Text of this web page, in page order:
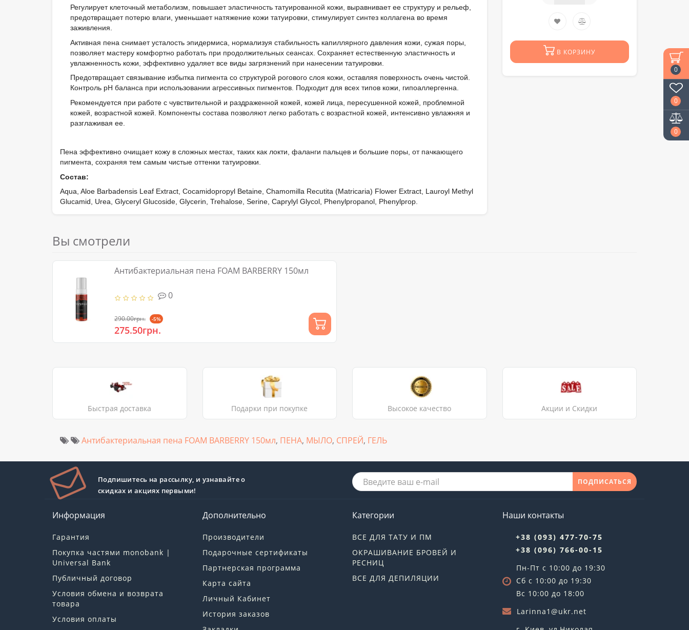
0
0
0
Регулирует клеточный метаболизм, повышает эластичность татуированной кожи, выравнивает ее структуру и рельеф,
предотвращает потерю влаги, уменьшает натяжение кожи татуировки, стимулирует синтез коллагена во время
заживления.
Активная пена снимает усталость эпидермиса, нормализуя стабильность капиллярного давления кожи, сужая поры,
позволяет мастеру комфортно работать при продолжительных сеансах. Сохраняет естественную эластичность и
увлажненность кожи, эффективно удаляет все виды загрязнений при нанесении татуировки.
Предотвращает связывание избытка пигмента со структурой рогового слоя кожи, оставляя поверхность очень чистой.
Контроль pH баланса при использовании агрессивных пигментов. Подходит для всех типов кожи, гипоаллергенна.
Рекомендуется при работе с чувствительной и раздраженной кожей, кожей лица, пересушенной кожей, проблемной
кожей, возрастной кожей. Компоненты состава позволяют легко работать с возрастной кожей, интенсивно увлажняя и
разглаживая ее.
Пена эффективно очищает кожу в сложных местах, таких как локти, фаланги пальцев и большие поры, от пачкающего
пигмента, сохраняя тем самым чистые оттенки татуировки.
Состав:
Aqua, Aloe Barbadensis Leaf Extract, Cocamidopropyl Betaine, Chamomilla Recutita (Matricaria) Flower Extract, Lauroyl Methyl
Glucamid, Urea, Glyceryl Glucoside, Glycerin, Trehalose, Serine, Caprylyl Glycol, Phenylpropanol, Phenylprop.
В КОРЗИНУ
Вы смотрели
Антибактериальная пена FOAM BARBERRY 150мл
0
290.00грн. -5%
275.50грн.
Быстрая доставка Подарки при покупке Высокое качество Акции и Скидки
Антибактериальная пена FOAM BARBERRY 150мл, ПЕНА, МЫЛО, СПРЕЙ, ГЕЛЬ
Подпишитесь на рассылку, и узнавайте о
скидках и акциях первыми!
ПОДПИСАТЬСЯ
Информация
Гарантия
Покупка частями monobank |
Universal Bank
Публичный договор
Условия обмена и возврата
товара
Условия оплаты
Дополнительно
Производители
Подарочные сертификаты
Партнерская программа
Карта сайта
Личный Кабинет
История заказов
Категории
ВСЕ ДЛЯ ТАТУ И ПМ
ОКРАШИВАНИЕ БРОВЕЙ И
РЕСНИЦ
ВСЕ ДЛЯ ДЕПИЛЯЦИИ
Наши контакты
+38 (093) 477-70-75
+38 (096) 766-00-15
Пн-Пт с 10:00 до 19:30
Сб с 10:00 до 19:30
Вс 10:00 до 18:00
Larinna1@ukr.net